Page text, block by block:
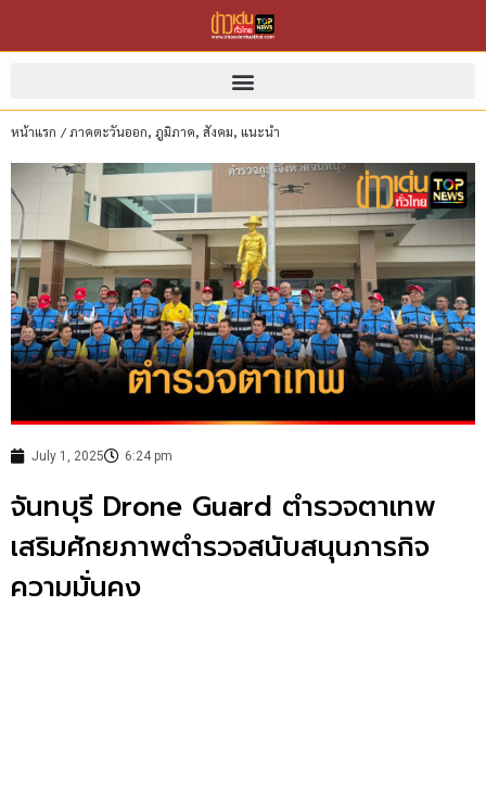
หน้าแรก /ภาคตะวันออก, ภูมิภาค, สังคม, แนะนำ
July 1, 2025 6:24 pm
จันทบุรี Drone Guard ตำรวจตาเทพ
เสริมศักยภาพตำรวจสนับสนุนภารกิจ
ความมั่นคง